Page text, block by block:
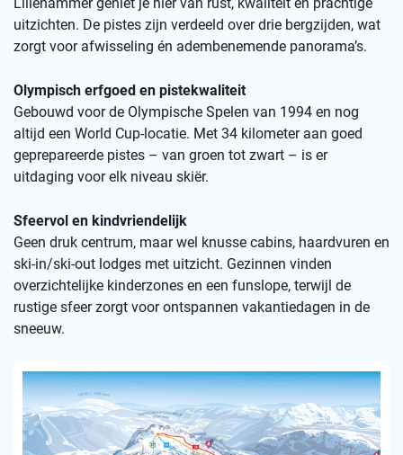
uitzichten. De pistes zijn verdeeld over drie bergzijden, wat
zorgt voor afwisseling én adembenemende panorama’s.
Olympisch erfgoed en pistekwaliteit
Gebouwd voor de Olympische Spelen van 1994 en nog
altijd een World Cup-locatie. Met 34 kilometer aan goed
geprepareerde pistes – van groen tot zwart – is er
uitdaging voor elk niveau skiër.
Sfeervol en kindvriendelijk
Geen druk centrum, maar wel knusse cabins, haardvuren en
ski-in/ski-out lodges met uitzicht. Gezinnen vinden
overzichtelijke kinderzones en een funslope, terwijl de
rustige sfeer zorgt voor ontspannen vakantiedagen in de
sneeuw.